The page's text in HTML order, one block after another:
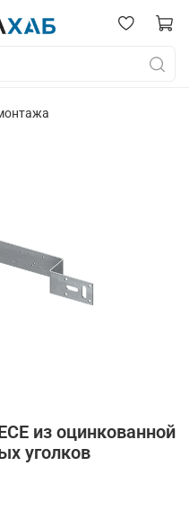
из оцинкованной
уголков